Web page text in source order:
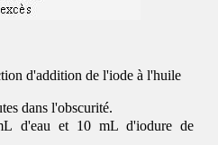
dans l'obscurité.
d'eau et 10 mL d'iodure de